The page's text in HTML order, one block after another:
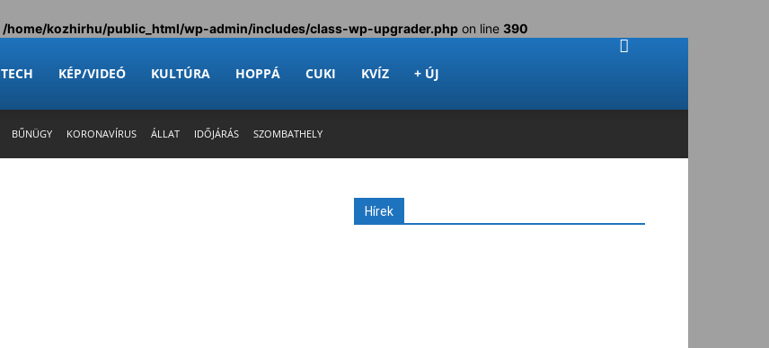
/home/kozhirhu/public_html/wp-admin/includes/class-wp-upgrader.php on line 390
TECH KÉP/VIDEÓ KULTÚRA HOPPÁ CUKI KVÍZ + ÚJ
BŰNÜGY KORONAVÍRUS ÁLLAT IDŐJÁRÁS SZOMBATHELY
Hírek